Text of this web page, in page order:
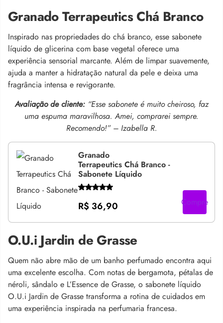
Granado Terrapeutics Chá Branco
Inspirado nas propriedades do chá branco, esse sabonete
líquido de glicerina com base vegetal oferece uma
experiência sensorial marcante. Além de limpar suavemente,
ajuda a manter a hidratação natural da pele e deixa uma
fragrância intensa e revigorante.
Avaliação de cliente: “Esse sabonete é muito cheiroso, faz
uma espuma maravilhosa. Amei, comprarei sempre.
Recomendo!” – Izabella R.
Granado
Terrapeutics Chá Branco -
Sabonete Líquido
R$ 36,90 Compre
O.U.i Jardin de Grasse
Quem não abre mão de um banho perfumado encontra aqui
uma excelente escolha. Com notas de bergamota, pétalas de
néroli, sândalo e L’Essence de Grasse, o sabonete líquido
O.U.i Jardin de Grasse transforma a rotina de cuidados em
uma experiência inspirada na perfumaria francesa.